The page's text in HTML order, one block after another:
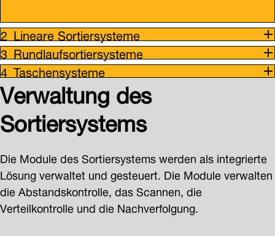
Lineare Sortiersysteme
Rundlaufsortiersysteme
Taschensysteme
Verwaltung des
Sortiersystems
Die Module des Sortiersystems werden als integrierte
Lösung verwaltet und gesteuert. Die Module verwalten
die Abstandskontrolle, das Scannen, die
Verteilkontrolle und die Nachverfolgung.